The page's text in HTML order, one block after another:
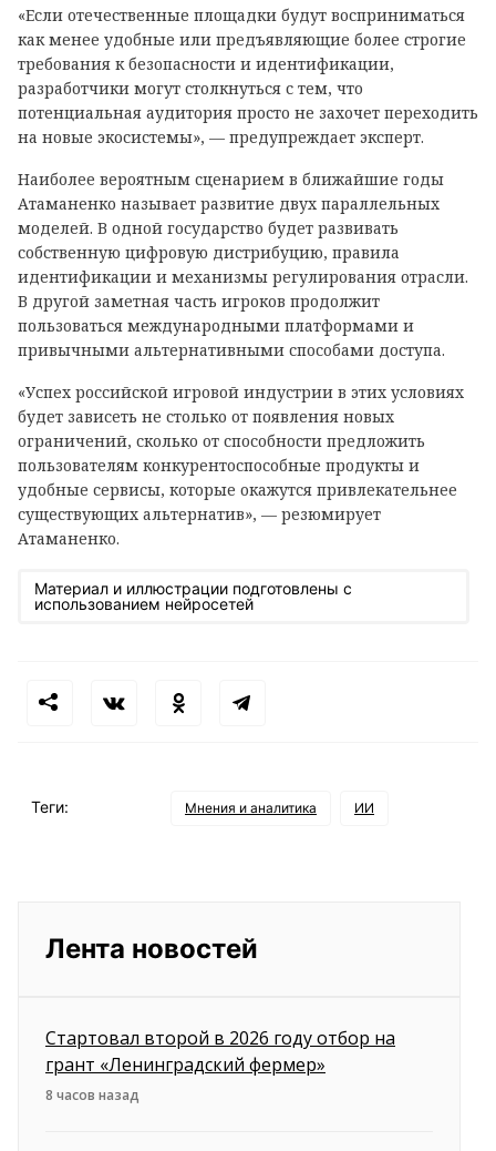
«Если отечественные площадки будут восприниматься
как менее удобные или предъявляющие более строгие
требования к безопасности и идентификации,
разработчики могут столкнуться с тем, что
потенциальная аудитория просто не захочет переходить
на новые экосистемы», — предупреждает эксперт.
Наиболее вероятным сценарием в ближайшие годы
Атаманенко называет развитие двух параллельных
моделей. В одной государство будет развивать
собственную цифровую дистрибуцию, правила
идентификации и механизмы регулирования отрасли.
В другой заметная часть игроков продолжит
пользоваться международными платформами и
привычными альтернативными способами доступа.
«Успех российской игровой индустрии в этих условиях
будет зависеть не столько от появления новых
ограничений, сколько от способности предложить
пользователям конкурентоспособные продукты и
удобные сервисы, которые окажутся привлекательнее
существующих альтернатив», — резюмирует
Атаманенко.
Материал и иллюстрации подготовлены с
использованием нейросетей
Теги: Мнения и аналитика ИИ
Лента новостей
Стартовал второй в 2026 году отбор на
грант «Ленинградский фермер»
8 часов назад